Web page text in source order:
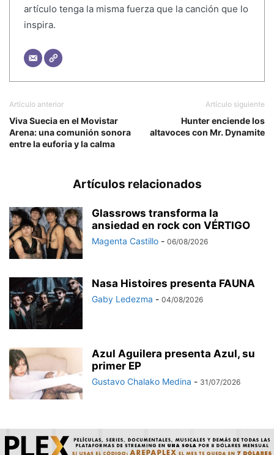
artículo tenga la misma fuerza que la canción que lo
inspira.
Artículo anterior
Viva Suecia en el Movistar
Arena: una comunión sonora
entre la euforia y la calma
Artículo siguiente
Hunter enciende los
altavoces con Mr. Dynamite
Artículos relacionados
Glassrows transforma la
ansiedad en rock con VÉRTIGO
Magenta Castillo - 06/08/2026
Nasa Histoires presenta FAUNA
Gaby Ledezma - 04/08/2026
Azul Aguilera presenta Azul, su
primer EP
Gustavo Chalako Medina - 31/07/2026